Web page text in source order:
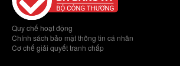
Quy chế hoạt động
Chính sách bảo mật thông tin cá nhân
Cơ chế giải quyết tranh chấp